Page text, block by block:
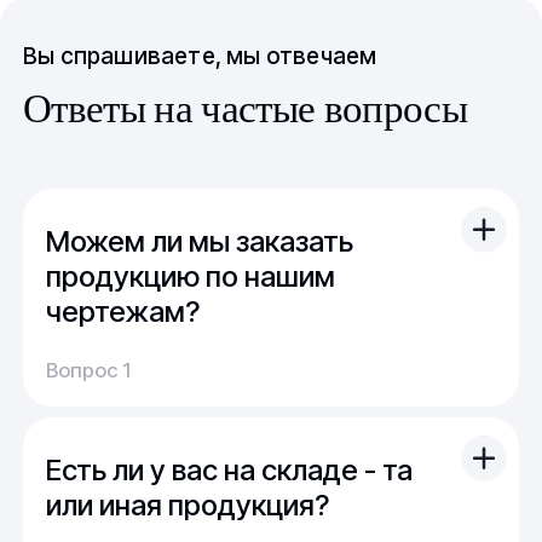
Вы спрашиваете, мы отвечаем
Ответы на частые вопросы
Можем ли мы заказать
продукцию по нашим
чертежам?
Вы можете отправить свой чертеж/проект
(в т.ч. примерный) с техническим заданием.
Мы можем изготовить для вас как мелкую
продукцию (метизы, точеные отводы,
детали), так и большие изделия
Вопрос 1
Есть ли у вас на складе - та
или иная продукция?